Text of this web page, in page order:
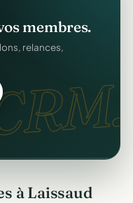
membres.
relances,
offert.
de collecte, prêts
à Laissaud